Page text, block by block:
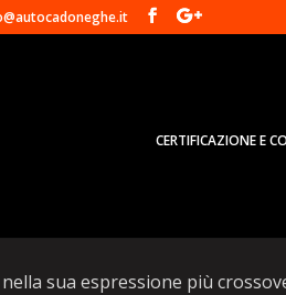
CERTIFICAZIONE E
sua espressione più